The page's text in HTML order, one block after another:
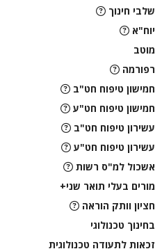
שלבי חינוך
יוח"א
מוטב
רפורמה
חמישון טיפוח חט"ב
חמישון טיפוח חט"ע
עשירון טיפוח חט"ב
עשירון טיפוח חט"ע
אשכול למ"ס רשות
מורים בעלי תואר שני+
חציון וותק הוראה
בחינוך טכנולוגי
זכאות לתעודה טכנולוגית